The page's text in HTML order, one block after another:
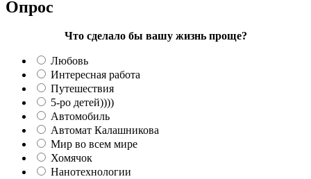
Опрос
Что сделало бы вашу жизнь проще?
Любовь
Интересная работа
Путешествия
5-ро детей))))
Автомобиль
Автомат Калашникова
Мир во всем мире
Хомячок
Нанотехнологии